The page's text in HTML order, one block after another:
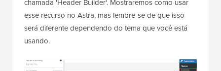
chamada 'Header Builder'. Mostraremos como usar
esse recurso no Astra, mas lembre-se de que isso
será diferente dependendo do tema que você está
usando.